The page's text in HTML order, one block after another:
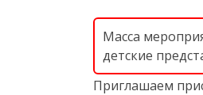
Масса
детские
Приглашаем